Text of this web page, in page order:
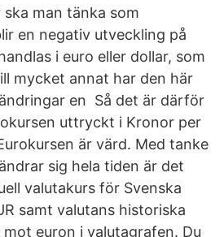
ska man tänka som
en negativ utveckling på
i euro eller dollar, som
mycket annat har den här
en Så det är därför
uttryckt i Kronor per
är värd. Med tanke
sig hela tiden är det
valutakurs för Svenska
samt valutans historiska
euron i valutagrafen. Du